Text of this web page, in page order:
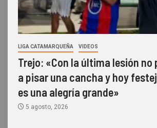
LIGA CATAMARQUEÑA VIDEOS
Trejo: «Con la última lesión no
a pisar una cancha y hoy
es una alegría grande»
5 agosto, 2026